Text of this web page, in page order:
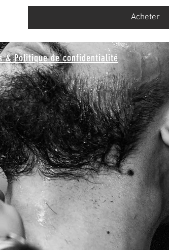
Acheter
& Politique de confidentialité